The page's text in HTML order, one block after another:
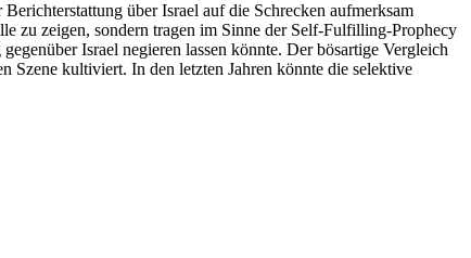
über Israel auf die Schrecken aufmerksam
zu zeigen, sondern tragen im Sinne der Self-Fulfilling-Prophecy
Israel negieren lassen könnte. Der bösartige Vergleich
Szene kultiviert. In den letzten Jahren könnte die selektive